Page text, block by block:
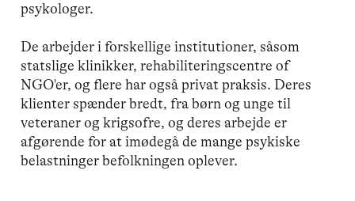
psykologer.
De arbejder i forskellige institutioner, såsom
statslige klinikker, rehabiliteringscentre of
NGO'er, og flere har også privat praksis. Deres
klienter spænder bredt, fra børn og unge til
veteraner og krigsofre, og deres arbejde er
afgørende for at imødegå de mange psykiske
belastninger befolkningen oplever.